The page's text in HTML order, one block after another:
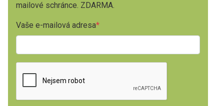
mailové schránce. ZDARMA.
Vaše e-mailová adresa